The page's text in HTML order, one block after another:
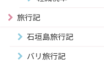
旅行記
石垣島旅行記
バリ旅行記